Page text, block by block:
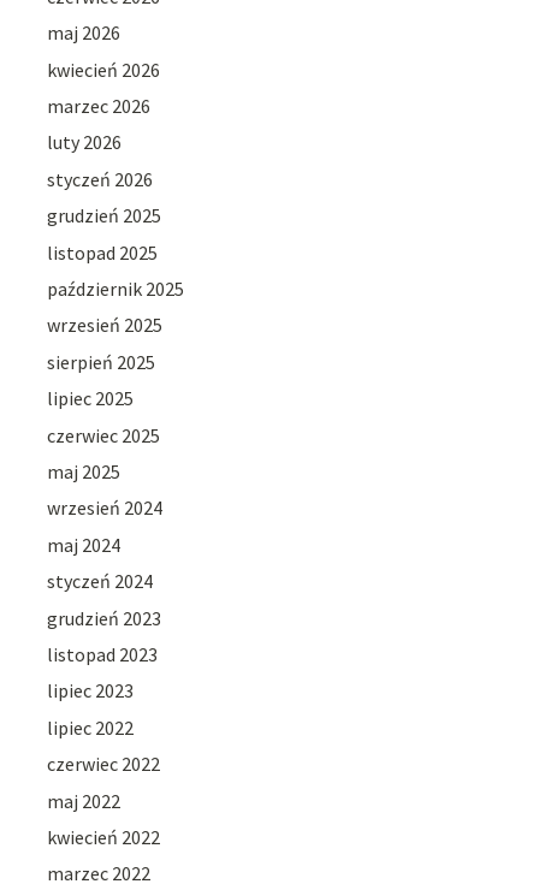
maj 2026
kwiecień 2026
marzec 2026
luty 2026
styczeń 2026
grudzień 2025
listopad 2025
październik 2025
wrzesień 2025
sierpień 2025
lipiec 2025
czerwiec 2025
maj 2025
wrzesień 2024
maj 2024
styczeń 2024
grudzień 2023
listopad 2023
lipiec 2023
lipiec 2022
czerwiec 2022
maj 2022
kwiecień 2022
marzec 2022